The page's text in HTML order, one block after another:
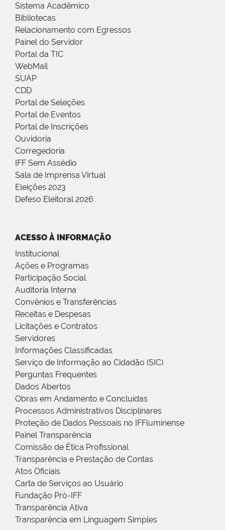
Sistema Acadêmico
Bibliotecas
Relacionamento com Egressos
Painel do Servidor
Portal da TIC
WebMail
SUAP
CDD
Portal de Seleções
Portal de Eventos
Portal de Inscrições
Ouvidoria
Corregedoria
IFF Sem Assédio
Sala de Imprensa Virtual
Eleições 2023
Defeso Eleitoral 2026
ACESSO À INFORMAÇÃO
Institucional
Ações e Programas
Participação Social
Auditoria Interna
Convênios e Transferências
Receitas e Despesas
Licitações e Contratos
Servidores
Informações Classificadas
Serviço de Informação ao Cidadão (SIC)
Perguntas Frequentes
Dados Abertos
Obras em Andamento e Concluídas
Processos Administrativos Disciplinares
Proteção de Dados Pessoais no IFFluminense
Painel Transparência
Comissão de Ética Profissional
Transparência e Prestação de Contas
Atos Oficiais
Carta de Serviços ao Usuário
Fundação Pró-IFF
Transparência Ativa
Transparência em Linguagem Simples